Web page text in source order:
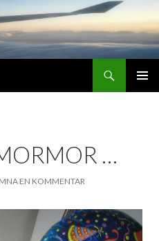
…
EN KOMMENTAR